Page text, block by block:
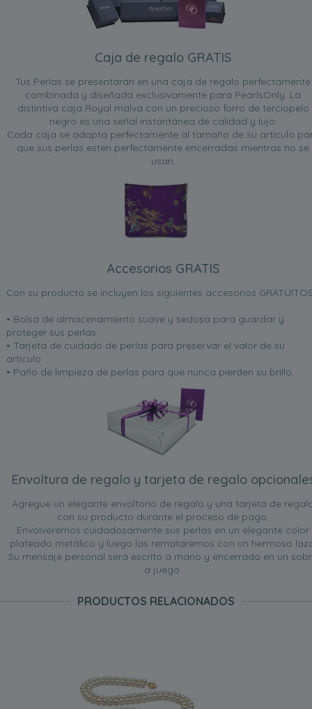
Caja de regalo GRATIS
Tus Perlas se presentarán en una caja de regalo perfectamente
combinada y diseñada exclusivamente para PearlsOnly. La
distintiva caja Royal malva con un precioso forro de terciopelo
negro es una señal instantánea de calidad y lujo.
Cada caja se adapta perfectamente al tamaño de su artículo
que sus perlas estén perfectamente encerradas mientras no se
usan.
Accesorios GRATIS
Con su producto se incluyen los siguientes accesorios
• Bolsa de almacenamiento suave y sedosa para guardar y
proteger sus perlas
• Tarjeta de cuidado de perlas para preservar el valor de su
artículo
• Paño de limpieza de perlas para que nunca pierden su brillo.
Envoltura de regalo y tarjeta de regalo
Agregue un elegante envoltorio de regalo y una tarjeta de
con su producto durante el proceso de pago.
Envolveremos cuidadosamente sus perlas en un elegante color
plateado metálico y luego las remataremos con un hermoso
Su mensaje personal será escrito a mano y encerrado en un
a juego.
PRODUCTOS RELACIONADOS